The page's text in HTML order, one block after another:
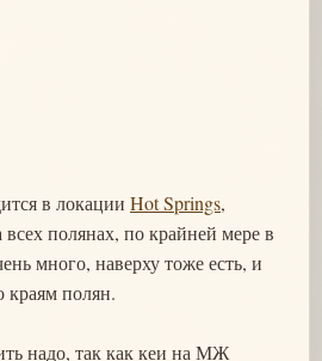
в локации Hot Springs,
полянах, по крайней мере в
много, наверху тоже есть, и
краям полян.
надо, так как кеи на МЖ